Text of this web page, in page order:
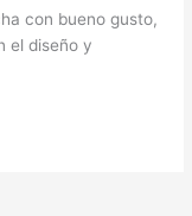
con bueno gusto,
el diseño y